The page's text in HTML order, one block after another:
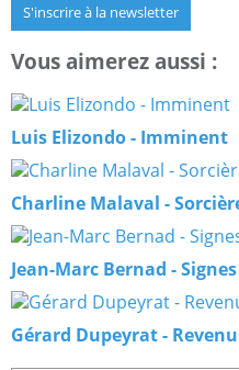
S'inscrire à la newsletter
Vous aimerez aussi :
Luis Elizondo - Imminent
Charline Malaval -
Jean-Marc Bernad -
Gérard Dupeyrat -